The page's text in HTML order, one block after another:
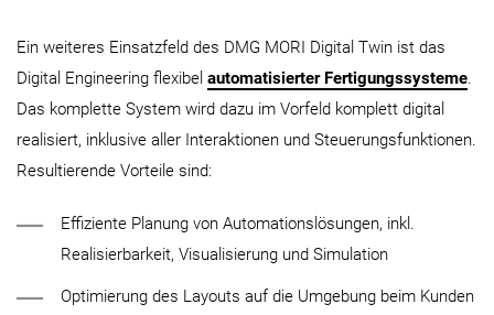
Ein weiteres Einsatzfeld des DMG MORI Digital Twin ist das
Digital Engineering flexibel automatisierter Fertigungssysteme.
Das komplette System wird dazu im Vorfeld komplett digital
realisiert, inklusive aller Interaktionen und Steuerungsfunktionen.
Resultierende Vorteile sind:
Effiziente Planung von Automationslösungen, inkl.
Realisierbarkeit, Visualisierung und Simulation
Optimierung des Layouts auf die Umgebung beim Kunden